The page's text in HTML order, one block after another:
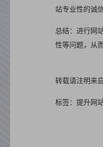
站专业性的诚
总结：进行网
性等问题，从
转载请注明来
标签：提升网